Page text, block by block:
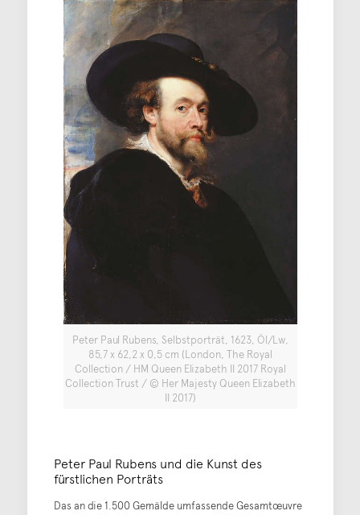
Peter Paul Rubens, Selbstporträt, 1623, Öl/Lw,
85,7 x 62,2 x 0,5 cm (London, The Royal
Collection / HM Queen Elizabeth II 2017 Royal
Collection Trust / © Her Majesty Queen Elizabeth
II 2017)
Peter Paul Rubens und die Kunst des
fürstlichen Porträts
Das an die 1.500 Gemälde umfassende Gesamtœuvre